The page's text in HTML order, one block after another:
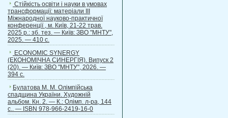
Стійкість освіти і науки в умовах
трансформації: матеріали ІІІ
Міжнародної науково-практичної
конференції , м. Київ, 21-22 трав.
2025 р.: зб. тез. — Київ: ЗВО "МНТУ",
2025. — 410 с.
ECONOMIC SYNERGY
(ЕКОНОМІЧНА СИНЕРГІЯ). Випуск 2
(20). — Київ: ЗВО "МНТУ", 2026. —
394 с.
Булатова М. М. Олімпійська
спадщина України. Художній
альбом. Кн. 2. — К.: Олімп. л-ра, 144
с.. — ISBN 978-966-2419-16-0